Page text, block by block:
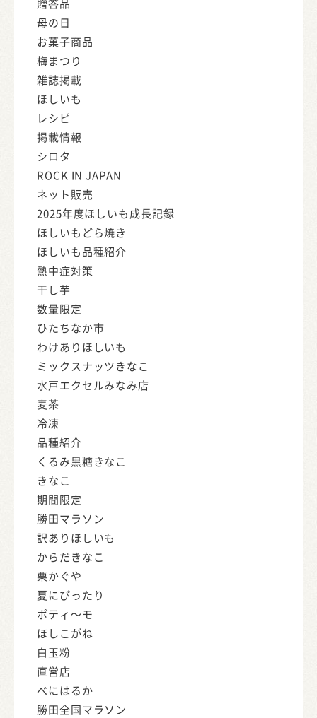
贈答品
母の日
お菓子商品
梅まつり
雑誌掲載
ほしいも
レシピ
掲載情報
シロタ
ROCK IN JAPAN
ネット販売
2025年度ほしいも成長記録
ほしいもどら焼き
ほしいも品種紹介
熱中症対策
干し芋
数量限定
ひたちなか市
わけありほしいも
ミックスナッツきなこ
水戸エクセルみなみ店
麦茶
冷凍
品種紹介
くるみ黒糖きなこ
きなこ
期間限定
勝田マラソン
訳ありほしいも
からだきなこ
栗かぐや
夏にぴったり
ポティ～モ
ほしこがね
白玉粉
直営店
べにはるか
勝田全国マラソン